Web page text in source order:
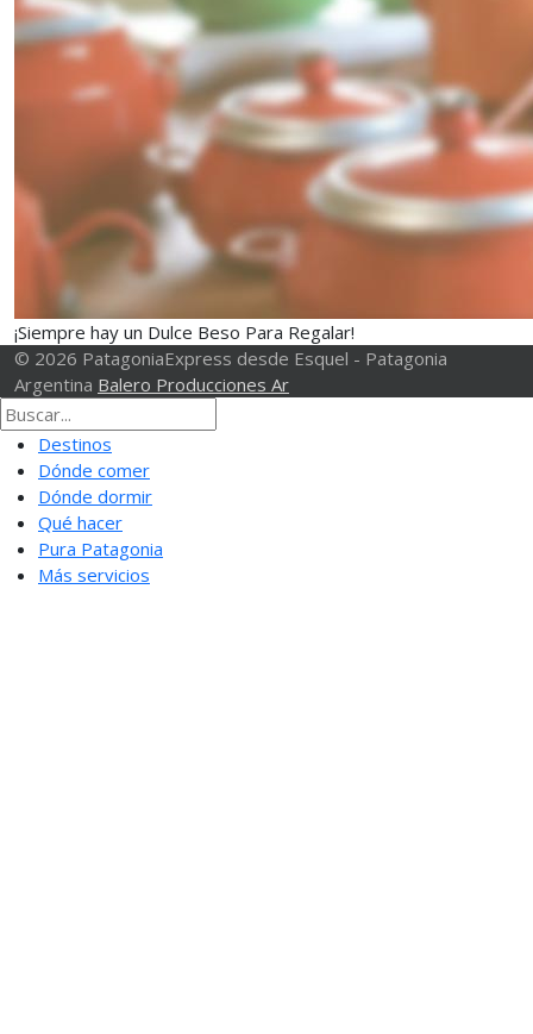
¡Siempre hay un Dulce Beso Para Regalar!
© 2026 PatagoniaExpress desde Esquel - Patagonia
Argentina Balero Producciones Ar
Destinos
Dónde comer
Dónde dormir
Qué hacer
Pura Patagonia
Más servicios